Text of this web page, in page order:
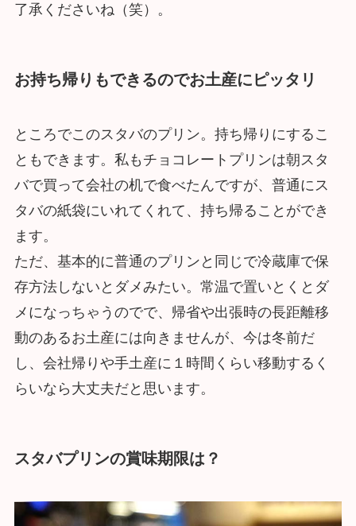
了承くださいね（笑）。
お持ち帰りもできるのでお土産にピッタリ
ところでこのスタバのプリン。持ち帰りにするこ
ともできます。私もチョコレートプリンは朝スタ
バで買って会社の机で食べたんですが、普通にス
タバの紙袋にいれてくれて、持ち帰ることができ
ます。
ただ、基本的に普通のプリンと同じで冷蔵庫で保
存方法しないとダメみたい。常温で置いとくとダ
メになっちゃうのでで、帰省や出張時の長距離移
動のあるお土産には向きませんが、今は冬前だ
し、会社帰りや手土産に１時間くらい移動するく
らいなら大丈夫だと思います。
スタバプリンの賞味期限は？